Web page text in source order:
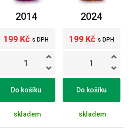
2014
199 Kč s DPH
Do košíku
skladem
2024
199 Kč s DPH
Do košíku
skladem